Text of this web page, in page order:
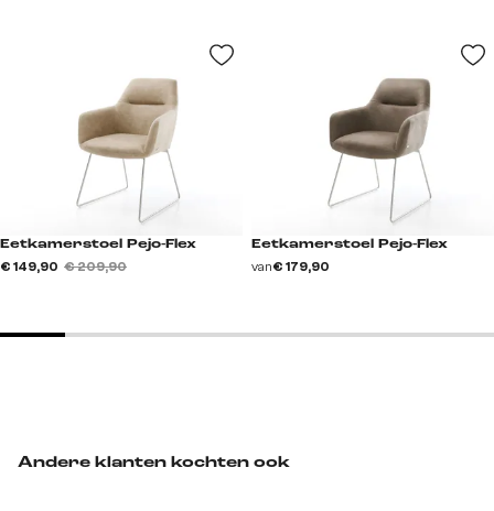
Andere klanten kochten ook
Eetkamerstoel Pejo-Flex
€ 149,90 € 209,90
Eetkamerstoel Pejo-Flex
van€ 179,90